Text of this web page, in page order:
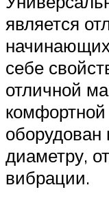
является
себе
отличной
диаметру,
вибрации.